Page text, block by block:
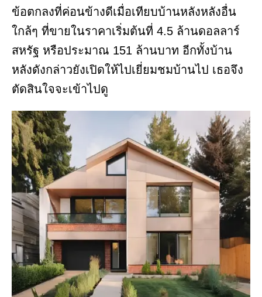
ข้อตกลงที่ค่อนข้างดีเมื่อเทียบบ้านหลังหลังอื่น
ใกล้ๆ ที่ขายในราคาเริ่มต้นที่ 4.5 ล้านดอลลาร์
สหรัฐ หรือประมาณ 151 ล้านบาท อีกทั้งบ้าน
หลังดังกล่าวยังเปิดให้ไปเยี่ยมชมบ้านไป เธอจึง
ตัดสินใจจะเข้าไปดู